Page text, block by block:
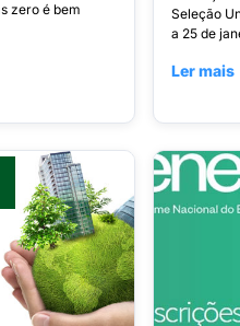
zero é bem
Seleção
a 25 de
Ler mais